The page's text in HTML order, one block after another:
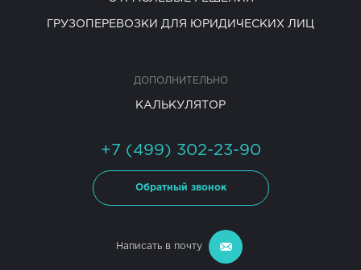
ГРУЗОПЕРЕВОЗКИ ДЛЯ ЮРИДИЧЕСКИХ ЛИЦ
ДОПОЛНИТЕЛЬНО
КАЛЬКУЛЯТОР
+7 (499) 302-23-90
Обратный звонок
Написать в почту